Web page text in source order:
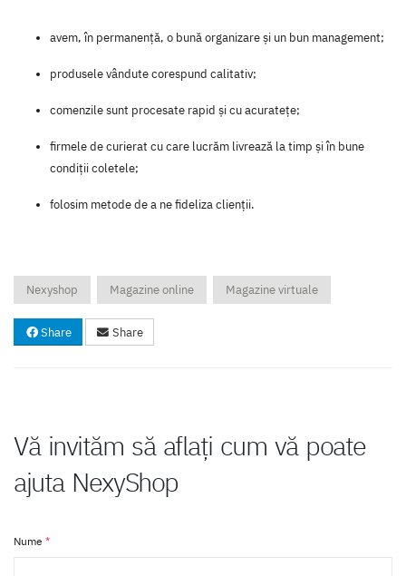
avem, în permanenţă, o bună organizare şi un bun management;
produsele vândute corespund calitativ;
comenzile sunt procesate rapid şi cu acuratețe;
firmele de curierat cu care lucrăm livrează la timp şi în bune
condiţii coletele;
folosim metode de a ne fideliza clienţii.
Nexyshop Magazine online Magazine virtuale
Share Share
Vă invităm să aflaţi cum vă poate
ajuta NexyShop
Nume *